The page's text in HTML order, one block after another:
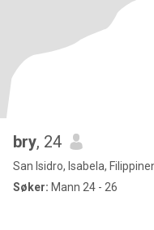
bry, 24
San Isidro, Isabela,
Søker: Mann 24 - 26